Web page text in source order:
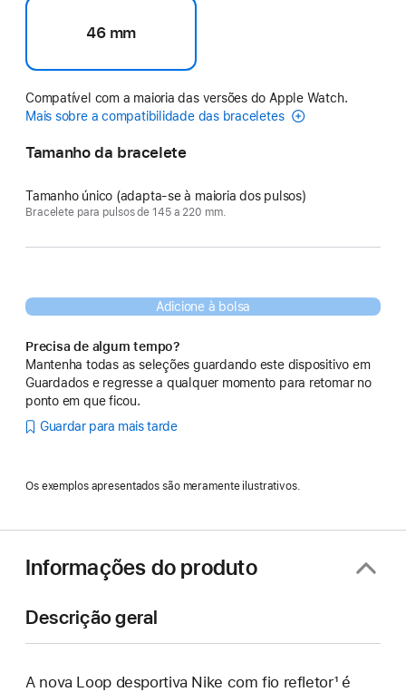
46 mm
Compatível com a maioria das versões do Apple Watch.
Mais sobre a compatibilidade das braceletes
Tamanho da bracelete
Tamanho único (adapta-se à maioria dos pulsos)
Bracelete para pulsos de 145 a 220 mm.
Adicione à bolsa
Precisa de algum tempo?
Mantenha todas as seleções guardando este dispositivo em
Guardados e regresse a qualquer momento para retomar no
ponto em que ficou.
Guardar para mais tarde
Os exemplos apresentados são meramente ilustrativos.
Informações do produto
Descrição geral
A nova Loop desportiva Nike com fio refletor¹ é